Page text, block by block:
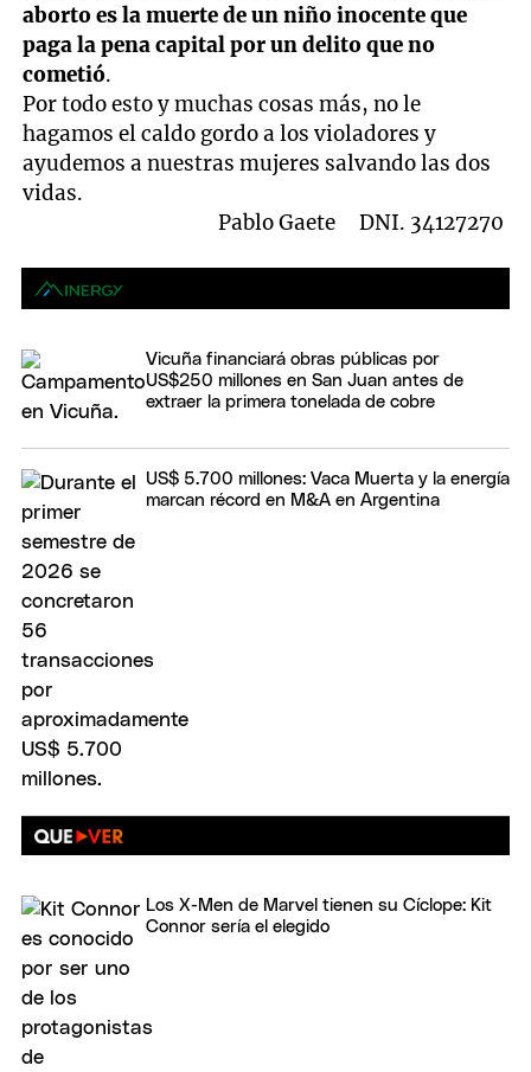
aborto es la muerte de un niño inocente que
paga la pena capital por un delito que no
cometió.
Por todo esto y muchas cosas más, no le
hagamos el caldo gordo a los violadores y
ayudemos a nuestras mujeres salvando las dos
vidas.
Pablo Gaete DNI. 34127270
Vicuña financiará obras públicas por
US$250 millones en San Juan antes de
extraer la primera tonelada de cobre
US$ 5.700 millones: Vaca Muerta y la energía
marcan récord en M&A en Argentina
Los X-Men de Marvel tienen su Cíclope: Kit
Connor sería el elegido